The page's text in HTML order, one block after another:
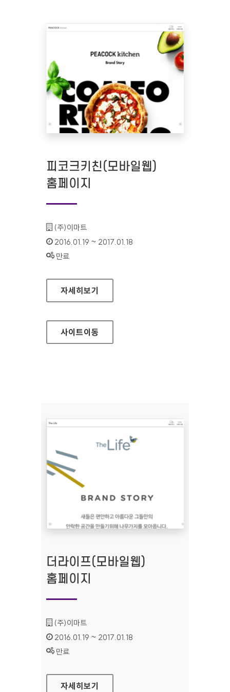
피코크키친(모바일웹)
홈페이지
기관명 :
(주)이마트
인증기간 :
2016.01.19 ~ 2017.01.18
상태 :
만료
피코크키친(모바일웹) 홈페이지
자세히보기
사이트이동
더라이프(모바일웹)
홈페이지
기관명 :
(주)이마트
인증기간 :
2016.01.19 ~ 2017.01.18
상태 :
만료
더라이프(모바일웹) 홈페이지
자세히보기